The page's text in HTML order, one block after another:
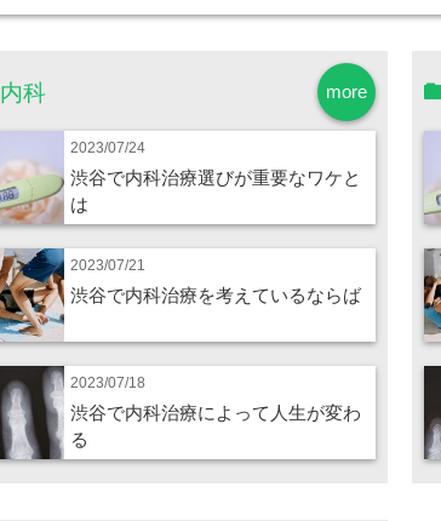
more
内科
2023/07/24
渋谷で内科治療選びが重要なワケと
は
2023/07/21
渋谷で内科治療を考えているならば
2023/07/18
渋谷で内科治療によって人生が変わ
る